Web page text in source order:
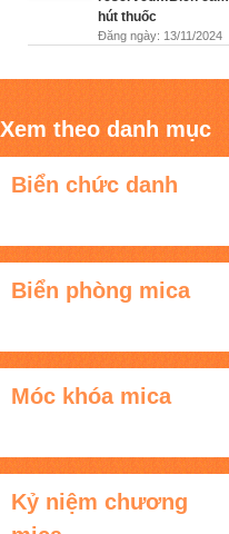
hút thuốc
Đăng ngày: 13/11/2024
Xem theo danh mục
Biển chức danh
Biển phòng mica
Móc khóa mica
Kỷ niệm chương